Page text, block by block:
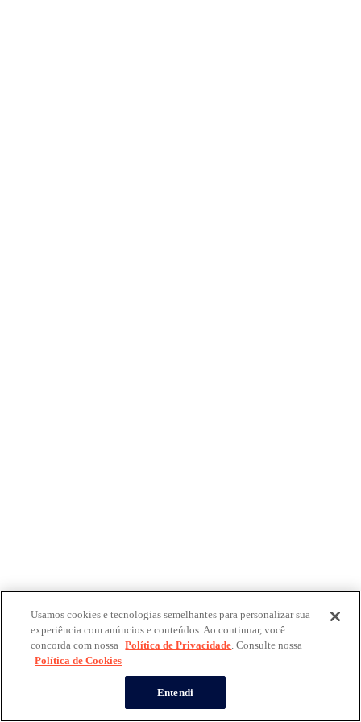
Usamos cookies e tecnologias semelhantes para personalizar sua
experiência com anúncios e conteúdos. Ao continuar, você
concorda com nossa Política de Privacidade. Consulte nossa
Política de Cookies
Entendi